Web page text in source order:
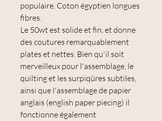
populaire. Coton égyptien longues
fibres.
Le 50wt est solide et fin, et donne
des coutures remarquablement
plates et nettes. Bien qu'il soit
merveilleux pour l'assemblage, le
quilting et les surpiqûres subtiles,
ainsi que l'assemblage de papier
anglais (english paper piecing) il
fonctionne également